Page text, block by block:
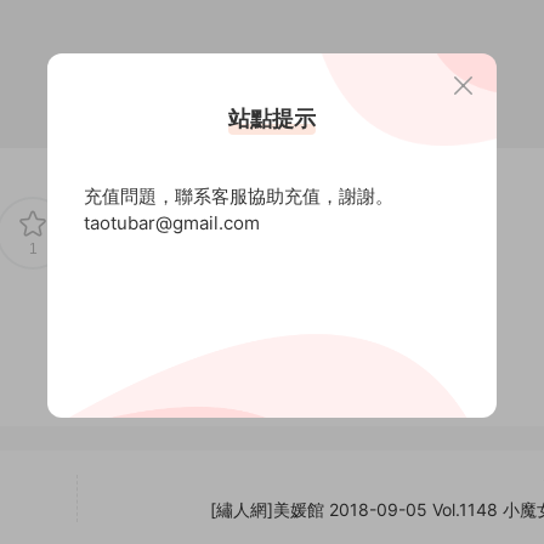
1
[繡人網]美媛館 2018-09-05 Vol.1148 小魔
站點提示
充值問題，聯系客服協助充值，謝謝。
taotubar@gmail.com